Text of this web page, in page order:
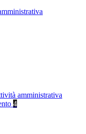
amministrativa
4